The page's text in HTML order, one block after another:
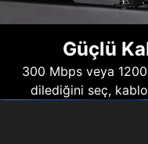
Güçlü
300 Mbps veya
dilediğini seç,